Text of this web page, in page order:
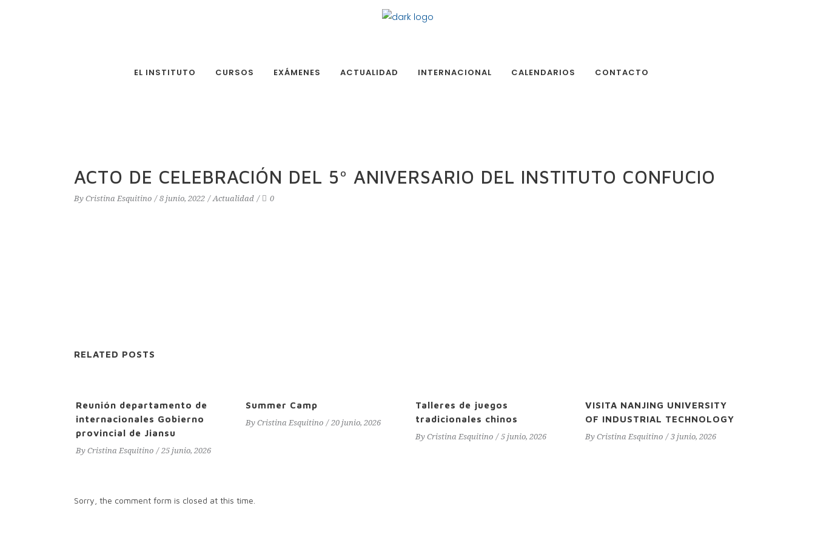
EL INSTITUTO CURSOS EXÁMENES ACTUALIDAD INTERNACIONAL CALENDARIOS CONTACTO
ACTO DE CELEBRACIÓN DEL 5º ANIVERSARIO DEL INSTITUTO CONFUCIO
By Cristina Esquitino 8 junio, 2022 Actualidad 0
RELATED POSTS
Reunión departamento de
internacionales Gobierno
provincial de Jiansu
By Cristina Esquitino 25 junio, 2026
Summer Camp
By Cristina Esquitino 20 junio, 2026
Talleres de juegos
tradicionales chinos
By Cristina Esquitino 5 junio, 2026
VISITA NANJING UNIVERSITY
OF INDUSTRIAL TECHNOLOGY
By Cristina Esquitino 3 junio, 2026
Sorry, the comment form is closed at this time.